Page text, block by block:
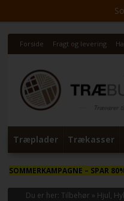
Forside Fragt og levering
Træplader Trækasser
SOMMERKAMPAGNE – SPAR
Du er her:Tilbehør » Hjul,